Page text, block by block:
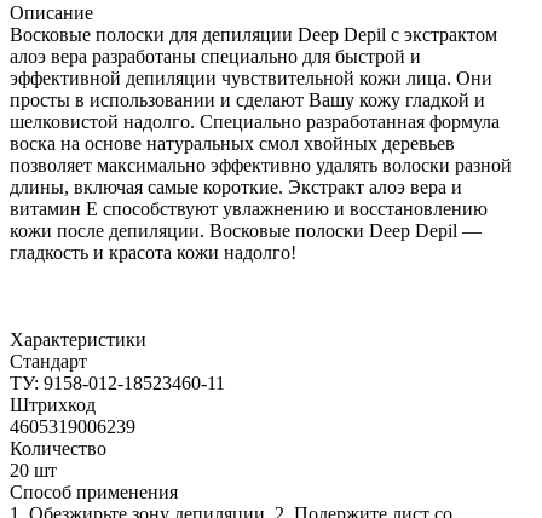
Описание
Восковые полоски для депиляции Deep Depil с экстрактом
алоэ вера разработаны специально для быстрой и
эффективной депиляции чувствительной кожи лица. Они
просты в использовании и сделают Вашу кожу гладкой и
шелковистой надолго. Специально разработанная формула
воска на основе натуральных смол хвойных деревьев
позволяет максимально эффективно удалять волоски разной
длины, включая самые короткие. Экстракт алоэ вера и
витамин Е способствуют увлажнению и восстановлению
кожи после депиляции. Восковые полоски Deep Depil —
гладкость и красота кожи надолго!
Характеристики
Стандарт
ТУ: 9158-012-18523460-11
Штрихкод
4605319006239
Количество
20 шт
Способ применения
1. Обезжирьте зону депиляции. 2. Подержите лист со